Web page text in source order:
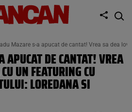
Mazare s-a apucat de cantat! Vrea sa dea
DE CANTAT! VREA
UN FEATURING CU
LOREDANA SI